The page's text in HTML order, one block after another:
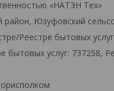
«НАТЭН Тех»
Юзуфовский
Реестре бытовых
услуг: 737258,